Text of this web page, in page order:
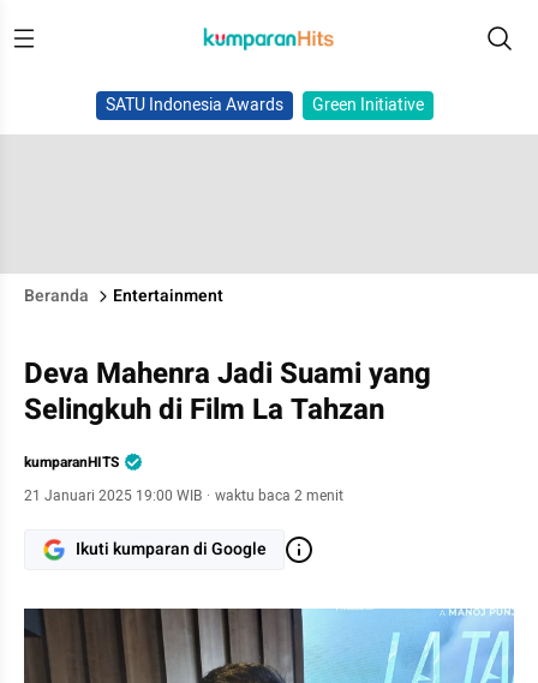
SATU Indonesia Awards Green Initiative
Beranda Entertainment
Deva Mahenra Jadi Suami yang
Selingkuh di Film La Tahzan
kumparanHITS
21 Januari 2025 19:00 WIB · waktu baca 2 menit
Ikuti kumparan di Google